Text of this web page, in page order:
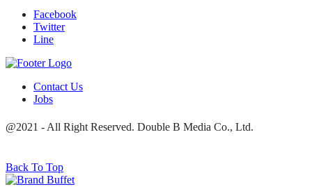
Facebook
Twitter
Line
Contact Us
Jobs
@2021 - All Right Reserved. Double B Media Co., Ltd.
Back To Top